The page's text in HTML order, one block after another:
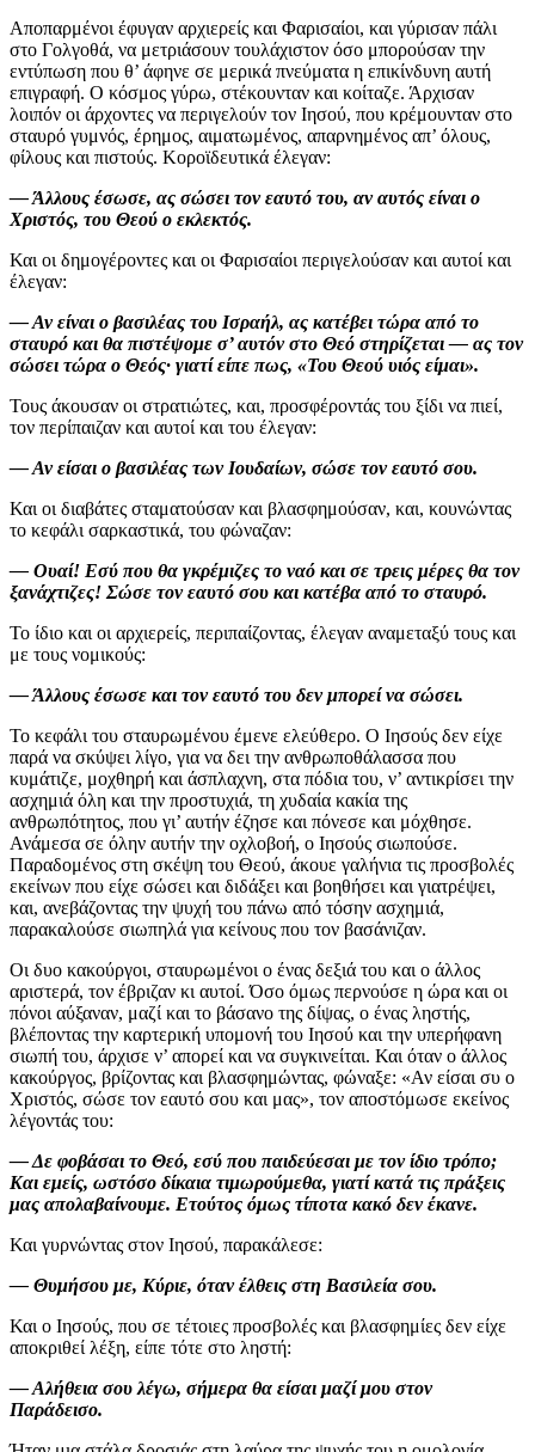
Αποπαρμένοι έφυγαν αρχιερείς και Φαρισαίοι, και γύρισαν πάλι
στο Γολγοθά, να μετριάσουν τουλάχιστον όσο μπορούσαν την
εντύπωση που θ’ άφηνε σε μερικά πνεύματα η επικίνδυνη αυτή
επιγραφή. Ο κόσμος γύρω, στέκουνταν και κοίταζε. Άρχισαν
λοιπόν οι άρχοντες να περιγελούν τον Ιησού, που κρέμουνταν στο
σταυρό γυμνός, έρημος, αιματωμένος, απαρνημένος απ’ όλους,
φίλους και πιστούς. Κοροϊδευτικά έλεγαν:
— Άλλους έσωσε, ας σώσει τον εαυτό του, αν αυτός είναι ο
Χριστός, του Θεού ο εκλεκτός.
Και οι δημογέροντες και οι Φαρισαίοι περιγελούσαν και αυτοί και
έλεγαν:
— Αν είναι ο βασιλέας του Ισραήλ, ας κατέβει τώρα από το
σταυρό και θα πιστέψομε σ’ αυτόν στο Θεό στηρίζεται — ας τον
σώσει τώρα ο Θεός· γιατί είπε πως, «Του Θεού υιός είμαι».
Τους άκουσαν οι στρατιώτες, και, προσφέροντάς του ξίδι να πιεί,
τον περίπαιζαν και αυτοί και του έλεγαν:
— Αν είσαι ο βασιλέας των Ιουδαίων, σώσε τον εαυτό σου.
Και οι διαβάτες σταματούσαν και βλασφημούσαν, και, κουνώντας
το κεφάλι σαρκαστικά, του φώναζαν:
— Ουαί! Εσύ που θα γκρέμιζες το ναό και σε τρεις μέρες θα τον
ξανάχτιζες! Σώσε τον εαυτό σου και κατέβα από το σταυρό.
Το ίδιο και οι αρχιερείς, περιπαίζοντας, έλεγαν αναμεταξύ τους και
με τους νομικούς:
— Άλλους έσωσε και τον εαυτό του δεν μπορεί να σώσει.
Το κεφάλι του σταυρωμένου έμενε ελεύθερο. Ο Ιησούς δεν είχε
παρά να σκύψει λίγο, για να δει την ανθρωποθάλασσα που
κυμάτιζε, μοχθηρή και άσπλαχνη, στα πόδια του, ν’ αντικρίσει την
ασχημιά όλη και την προστυχιά, τη χυδαία κακία της
ανθρωπότητος, που γι’ αυτήν έζησε και πόνεσε και μόχθησε.
Ανάμεσα σε όλην αυτήν την οχλοβοή, ο Ιησούς σιωπούσε.
Παραδομένος στη σκέψη του Θεού, άκουε γαλήνια τις προσβολές
εκείνων που είχε σώσει και διδάξει και βοηθήσει και γιατρέψει,
και, ανεβάζοντας την ψυχή του πάνω από τόσην ασχημιά,
παρακαλούσε σιωπηλά για κείνους που τον βασάνιζαν.
Οι δυο κακούργοι, σταυρωμένοι ο ένας δεξιά του και ο άλλος
αριστερά, τον έβριζαν κι αυτοί. Όσο όμως περνούσε η ώρα και οι
πόνοι αύξαναν, μαζί και το βάσανο της δίψας, ο ένας ληστής,
βλέποντας την καρτερική υπομονή του Ιησού και την υπερήφανη
σιωπή του, άρχισε ν’ απορεί και να συγκινείται. Και όταν ο άλλος
κακούργος, βρίζοντας και βλασφημώντας, φώναξε: «Αν είσαι συ ο
Χριστός, σώσε τον εαυτό σου και μας», τον αποστόμωσε εκείνος
λέγοντάς του:
— Δε φοβάσαι το Θεό, εσύ που παιδεύεσαι με τον ίδιο τρόπο;
Και εμείς, ωστόσο δίκαια τιμωρούμεθα, γιατί κατά τις πράξεις
μας απολαβαίνουμε. Ετούτος όμως τίποτα κακό δεν έκανε.
Και γυρνώντας στον Ιησού, παρακάλεσε:
— Θυμήσου με, Κύριε, όταν έλθεις στη Βασιλεία σου.
Και ο Ιησούς, που σε τέτοιες προσβολές και βλασφημίες δεν είχε
αποκριθεί λέξη, είπε τότε στο ληστή:
— Αλήθεια σου λέγω, σήμερα θα είσαι μαζί μου στον
Παράδεισο.